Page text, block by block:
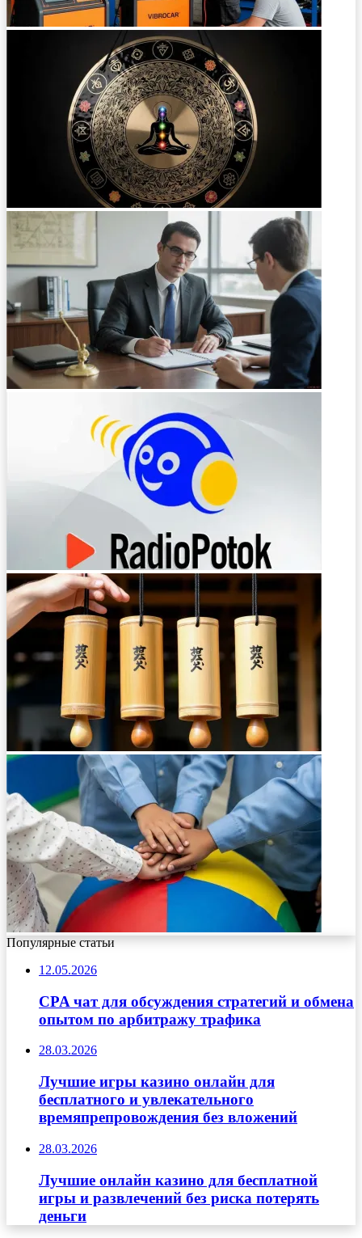
Популярные статьи
12.05.2026
CPA чат для обсуждения стратегий и обмена
опытом по арбитражу трафика
28.03.2026
Лучшие игры казино онлайн для
бесплатного и увлекательного
времяпрепровождения без вложений
28.03.2026
Лучшие онлайн казино для бесплатной
игры и развлечений без риска потерять
деньги